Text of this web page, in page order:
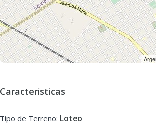
Características
Tipo de Terreno: Loteo